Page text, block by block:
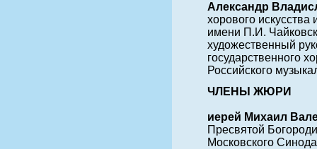
Александр
хорового
имени П.И.
художественный
государственного
Российского
ЧЛЕНЫ ЖЮРИ
иерей Михаил
Пресвятой
Московского